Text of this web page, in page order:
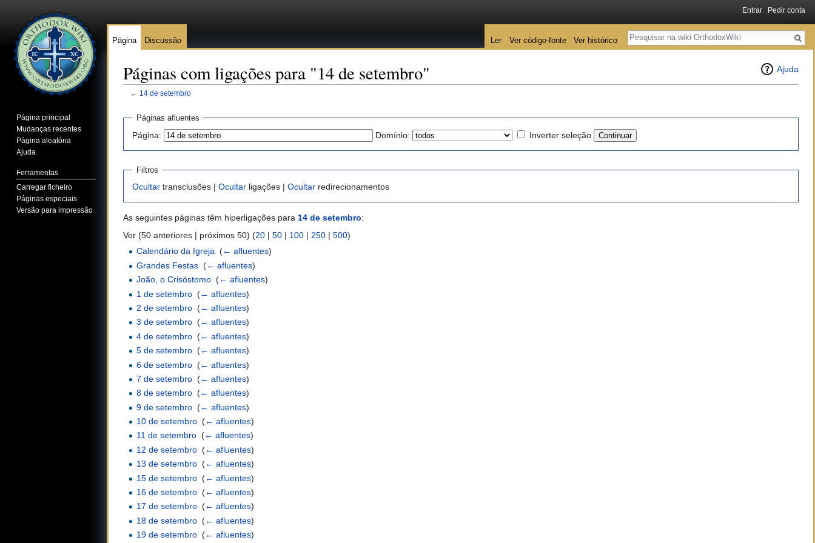
Ajuda
Páginas com ligações para "14 de setembro"
← 14 de setembro
Páginas afluentes
Página: Domínio: Inverter seleção
Filtros
Ocultar transclusões | Ocultar ligações | Ocultar redirecionamentos
As seguintes páginas têm hiperligações para 14 de setembro:
Ver (50 anteriores | próximos 50) (20 | 50 | 100 | 250 | 500)
Calendário da Igreja ‎(← afluentes)
Grandes Festas ‎(← afluentes)
João, o Crisóstomo ‎(← afluentes)
1 de setembro ‎(← afluentes)
2 de setembro ‎(← afluentes)
3 de setembro ‎(← afluentes)
4 de setembro ‎(← afluentes)
5 de setembro ‎(← afluentes)
6 de setembro ‎(← afluentes)
7 de setembro ‎(← afluentes)
8 de setembro ‎(← afluentes)
9 de setembro ‎(← afluentes)
10 de setembro ‎(← afluentes)
11 de setembro ‎(← afluentes)
12 de setembro ‎(← afluentes)
13 de setembro ‎(← afluentes)
15 de setembro ‎(← afluentes)
16 de setembro ‎(← afluentes)
17 de setembro ‎(← afluentes)
18 de setembro ‎(← afluentes)
19 de setembro ‎(← afluentes)
Entrar Pedir conta
Página Discussão Ler Ver código-fonte Ver histórico
Pesquisa
Página principal
Mudanças recentes
Página aleatória
Ajuda
Ferramentas
Carregar ficheiro
Páginas especiais
Versão para impressão